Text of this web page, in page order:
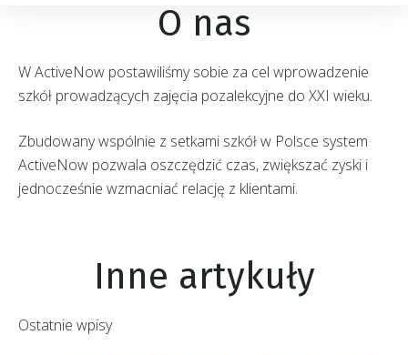
O nas
W ActiveNow postawiliśmy sobie za cel wprowadzenie
szkół prowadzących zajęcia pozalekcyjne do XXI wieku.
Zbudowany wspólnie z setkami szkół w Polsce system
ActiveNow pozwala oszczędzić czas, zwiększać zyski i
jednocześnie wzmacniać relację z klientami.
Inne artykuły
Ostatnie wpisy